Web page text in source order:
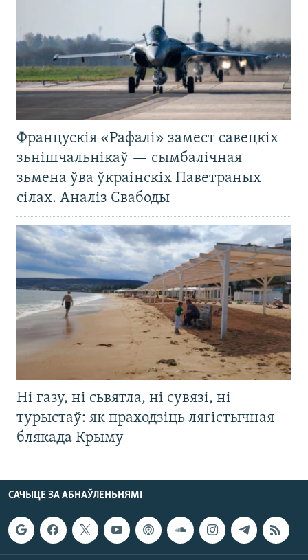
Францускія «Рафалі» замест савецкіх
зьнішчальнікаў — сымбалічная
зьмена ўва ўкраінскіх Паветраных
сілах. Аналіз Свабоды
Ні газу, ні сьвятла, ні сувязі, ні
турыстаў: як праходзіць лягістычная
блякада Крыму
САЧЫЦЕ ЗА АБНАЎЛЕНЬНЯМІ